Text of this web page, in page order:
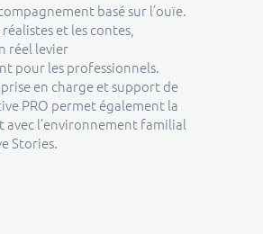
basé sur l’ouïe.
et les contes,
réel levier
pour les professionnels.
en charge et support de
PRO permet également la
avec l’environnement familial
Stories.